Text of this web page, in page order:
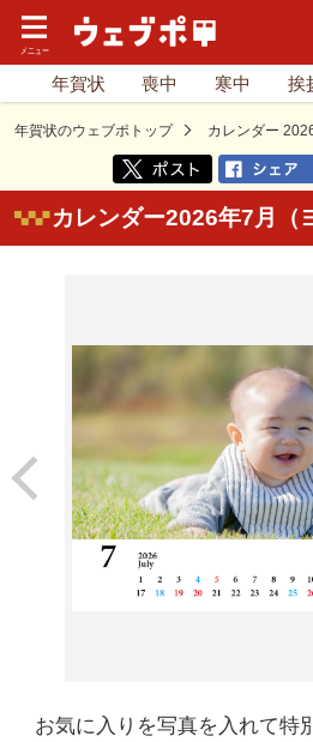
年賀状 喪中 寒中 挨
年賀状のウェブポトップ カレンダー
カレンダー2026年7月（
お気に入りを写真を入れて特